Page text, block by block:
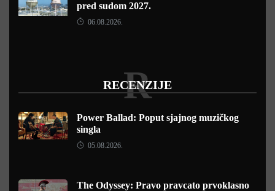
pred sudom 2027.
06.08.2026.
RECENZIJE
R
Power Ballad: Poput sjajnog muzičkog
singla
05.08.2026.
The Odyssey: Pravo pravcato prvoklasno